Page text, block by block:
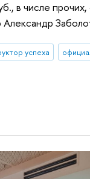
в числе прочих,
Александр
успеха